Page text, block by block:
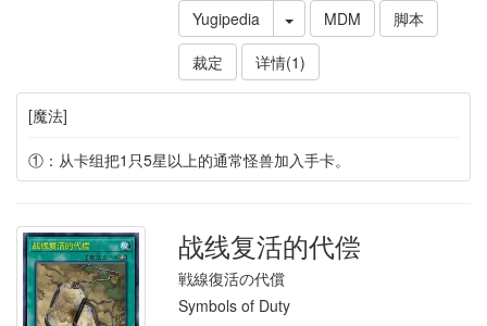
Yugipedia
MDM
脚本
裁定
详情(1)
[魔法]
①：从卡组把1只5星以上的通常怪兽加入手卡。
战线复活的代偿
戦線復活の代償
Symbols of Duty